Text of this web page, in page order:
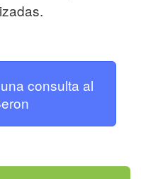
consulta al